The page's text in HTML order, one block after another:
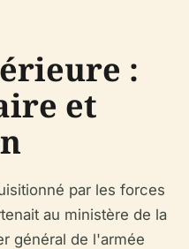
:
et
par les forces
au ministère de la
général de l'armée